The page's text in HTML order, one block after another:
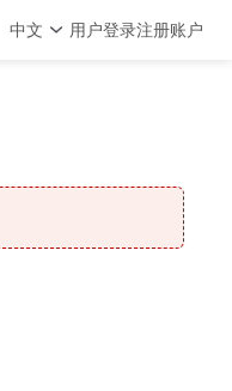
中文 用户登录注册账户